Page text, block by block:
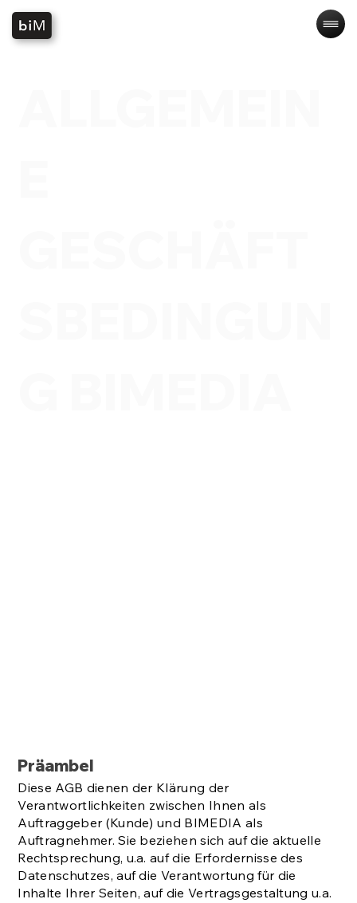
Präambel
Diese AGB dienen der Klärung der
Verantwortlichkeiten zwischen Ihnen als
Auftraggeber (Kunde) und BIMEDIA als
Auftragnehmer. Sie beziehen sich auf die aktuelle
Rechtsprechung, u.a. auf die Erfordernisse des
Datenschutzes, auf die Verantwortung für die
Inhalte Ihrer Seiten, auf die Vertragsgestaltung u.a.